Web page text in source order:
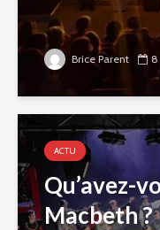
Brice Parent
ACTU
Qu’avez-
Macbeth ?